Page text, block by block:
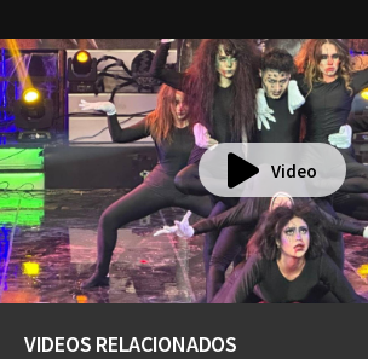
Video
VIDEOS RELACIONADOS